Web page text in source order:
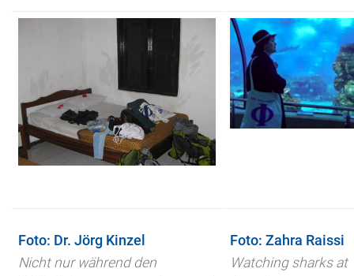
Foto: Dr. Jörg Kinzel
Nicht nur während den
Foto: Zahra Raissi
Watching sharks at